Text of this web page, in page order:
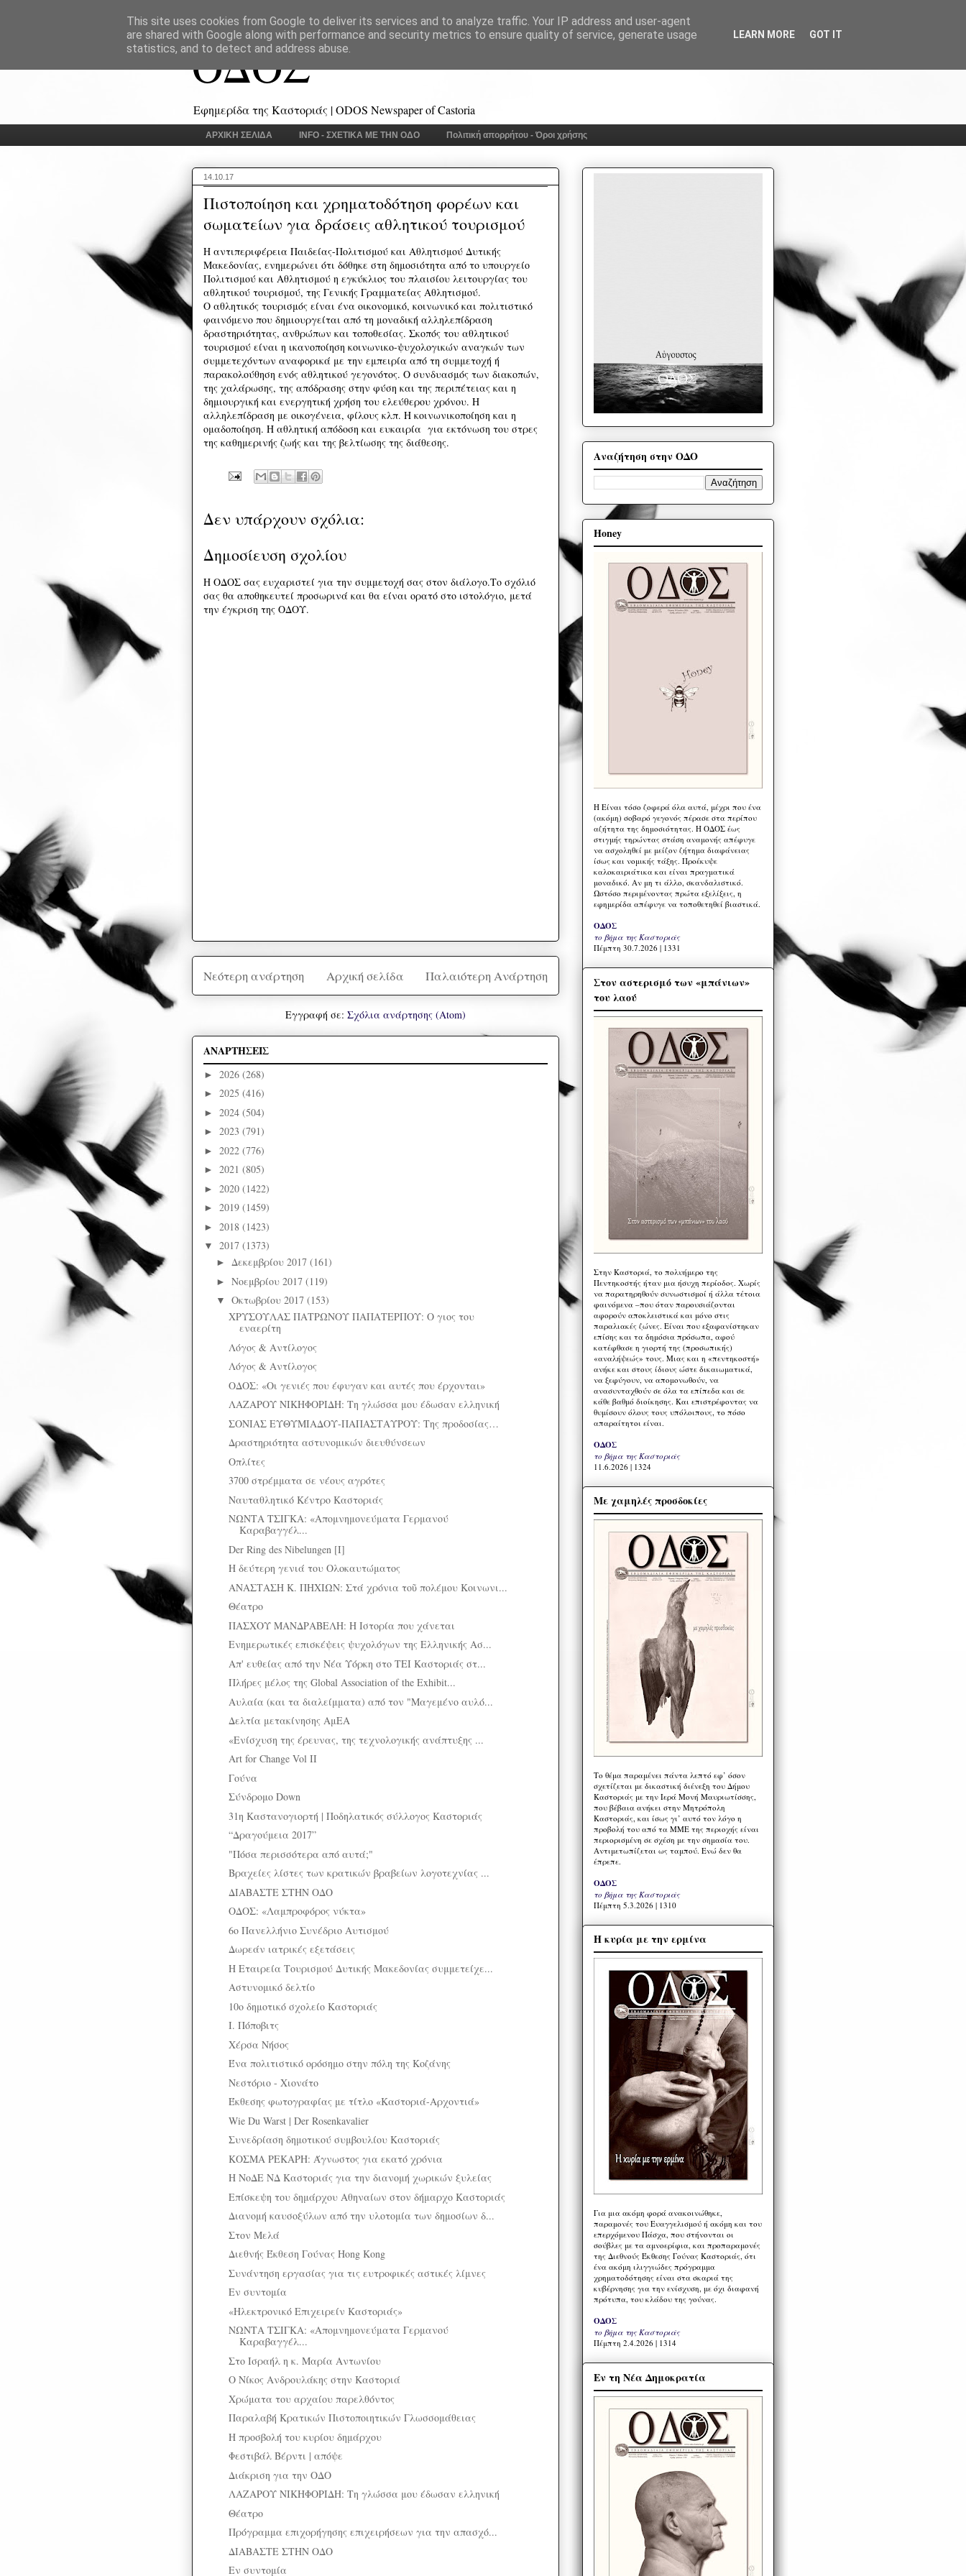
ΟΔΟΣ
Εφημερίδα της Καστοριάς | ODOS Newspaper of Castoria
ΑΡΧΙΚΗ ΣΕΛΙΔΑ INFO - ΣΧΕΤΙΚΑ ΜΕ ΤΗΝ ΟΔΟ Πολιτική απορρήτου - Όροι χρήσης
14.10.17
Πιστοποίηση και χρηματοδότηση φορέων και
σωματείων για δράσεις αθλητικού τουρισμού
Η αντιπεριφέρεια Παιδείας-Πολιτισμού και Αθλητισμού Δυτικής
Μακεδονίας, ενημερώνει ότι δόθηκε στη δημοσιότητα από το υπουργείο
Πολιτισμού και Αθλητισμού η εγκύκλιος του πλαισίου λειτουργίας του
αθλητικού τουρισμού, της Γενικής Γραμματείας Αθλητισμού.
Ο αθλητικός τουρισμός είναι ένα οικονομικό, κοινωνικό και πολιτιστικό
φαινόμενο που δημιουργείται από τη μοναδική αλληλεπίδραση
δραστηριότητας, ανθρώπων και τοποθεσίας. Σκοπός του αθλητικού
τουρισμού είναι η ικανοποίηση κοινωνικο-ψυχολογικών αναγκών των
συμμετεχόντων αναφορικά με την εμπειρία από τη συμμετοχή ή
παρακολούθηση ενός αθλητικού γεγονότος. Ο συνδυασμός των διακοπών,
της χαλάρωσης, της απόδρασης στην φύση και της περιπέτειας και η
δημιουργική και ενεργητική χρήση του ελεύθερου χρόνου. Η
αλληλεπίδραση με οικογένεια, φίλους κλπ. Η κοινωνικοποίηση και η
ομαδοποίηση. Η αθλητική απόδοση και ευκαιρία για εκτόνωση του στρες
της καθημερινής ζωής και της βελτίωσης της διάθεσης.
Δεν υπάρχουν σχόλια:
Δημοσίευση σχολίου
Η ΟΔΟΣ σας ευχαριστεί για την συμμετοχή σας στον διάλογο.Το σχόλιό
σας θα αποθηκευτεί προσωρινά και θα είναι ορατό στο ιστολόγιο, μετά
την έγκριση της ΟΔΟΥ.
Νεότερη ανάρτηση Παλαιότερη Ανάρτηση
Αρχική σελίδα
Εγγραφή σε: Σχόλια ανάρτησης (Atom)
ΑΝΑΡΤΗΣΕΙΣ
► 2026 (268)
► 2025 (416)
► 2024 (504)
► 2023 (791)
► 2022 (776)
► 2021 (805)
► 2020 (1422)
► 2019 (1459)
► 2018 (1423)
▼ 2017 (1373)
► Δεκεμβρίου 2017 (161)
► Νοεμβρίου 2017 (119)
▼ Οκτωβρίου 2017 (153)
ΧΡΥΣΟΥΛΑΣ ΠΑΤΡΩΝΟΥ ΠΑΠΑΤΕΡΠΟΥ: Ο γιος του
εναερίτη
Λόγος & Αντίλογος
Λόγος & Αντίλογος
ΟΔΟΣ: «Οι γενιές που έφυγαν και αυτές που έρχονται»
ΛΑΖΑΡΟΥ ΝΙΚΗΦΟΡΙΔΗ: Τη γλώσσα μου έδωσαν ελληνική
ΣΟΝΙΑΣ ΕΥΘΥΜΙΑΔΟΥ-ΠΑΠΑΣΤΑΥΡΟΥ: Της προδοσίας…
Δραστηριότητα αστυνομικών διευθύνσεων
Οπλίτες
3700 στρέμματα σε νέους αγρότες
Ναυταθλητικό Κέντρο Καστοριάς
ΝΩΝΤΑ ΤΣΙΓΚΑ: «Απομνημονεύματα Γερμανού
Καραβαγγέλ...
Der Ring des Nibelungen [I]
Η δεύτερη γενιά του Ολοκαυτώματος
ΑΝΑΣΤΑΣΗ Κ. ΠΗΧΙΩΝ: Στά χρόνια τοῦ πολέμου Κοινωνι...
Θέατρο
ΠΑΣΧΟΥ ΜΑΝΔΡΑΒΕΛΗ: Η Ιστορία που χάνεται
Ενημερωτικές επισκέψεις ψυχολόγων της Ελληνικής Ασ...
Απ' ευθείας από την Νέα Υόρκη στο ΤΕΙ Καστοριάς στ...
Πλήρες μέλος της Global Association of the Exhibit...
Αυλαία (και τα διαλείμματα) από τον "Μαγεμένο αυλό...
Δελτία μετακίνησης ΑμEΑ
«Ενίσχυση της έρευνας, της τεχνολογικής ανάπτυξης ...
Art for Change Vol II
Γούνα
Σύνδρομο Down
31η Καστανογιορτή | Ποδηλατικός σύλλογος Καστοριάς
“Δραγούμεια 2017”
"Πόσα περισσότερα από αυτά;"
Βραχείες λίστες των κρατικών βραβείων λογοτεχνίας ...
ΔΙΑΒΑΣΤΕ ΣΤΗΝ ΟΔΟ
ΟΔΟΣ: «Λαμπροφόρος νύκτα»
6ο Πανελλήνιο Συνέδριο Αυτισμού
Δωρεάν ιατρικές εξετάσεις
Η Εταιρεία Τουρισμού Δυτικής Μακεδονίας συμμετείχε...
Αστυνομικό δελτίο
10ο δημοτικό σχολείο Καστοριάς
Ι. Πόποβιτς
Χέρσα Νήσος
Ένα πολιτιστικό ορόσημο στην πόλη της Κοζάνης
Νεστόριο - Χιονάτο
Έκθεσης φωτογραφίας με τίτλο «Καστοριά-Αρχοντιά»
Wie Du Warst | Der Rosenkavalier
Συνεδρίαση δημοτικού συμβουλίου Καστοριάς
ΚΟΣΜΑ ΡΕΚΑΡΗ: Άγνωστος για εκατό χρόνια
Η ΝοΔΕ ΝΔ Καστοριάς για την διανομή χωρικών ξυλείας
Επίσκεψη του δημάρχου Αθηναίων στον δήμαρχο Καστοριάς
Διανομή καυσοξύλων από την υλοτομία των δημοσίων δ...
Στον Μελά
Διεθνής Έκθεση Γούνας Hong Kong
Συνάντηση εργασίας για τις ευτροφικές αστικές λίμνες
Εν συντομία
«Ηλεκτρονικό Επιχειρείν Καστοριάς»
ΝΩΝΤΑ ΤΣΙΓΚΑ: «Απομνημονεύματα Γερμανού
Καραβαγγέλ...
Στο Ισραήλ η κ. Μαρία Αντωνίου
Ο Νίκος Ανδρουλάκης στην Καστοριά
Χρώματα του αρχαίου παρελθόντος
Παραλαβή Κρατικών Πιστοποιητικών Γλωσσομάθειας
Η προσβολή του κυρίου δημάρχου
Φεστιβάλ Βέρντι | απόψε
Διάκριση για την ΟΔΟ
ΛΑΖΑΡΟΥ ΝΙΚΗΦΟΡΙΔΗ: Τη γλώσσα μου έδωσαν ελληνική
Θέατρο
Πρόγραμμα επιχορήγησης επιχειρήσεων για την απασχό...
ΔΙΑΒΑΣΤΕ ΣΤΗΝ ΟΔΟ
Εν συντομία
Αναζήτηση στην ΟΔΟ
Honey
Η Eίναι τόσο ζοφερά όλα αυτά, μέχρι που ένα
(ακόμη) σοβαρό γεγονός πέρασε στα περίπου
αζήτητα της δημοσιότητας. Η ΟΔΟΣ έως
στιγμής τηρώντας στάση αναμονής απέφυγε
να ασχοληθεί με μείζον ζήτημα διαφάνειας
ίσως και νομικής τάξης. Προέκυψε
καλοκαιριάτικα και είναι πραγματικά
μοναδικό. Αν μη τι άλλο, σκανδαλιστικό.
Ωστόσο περιμένοντας πρώτα εξελίξεις, η
εφημερίδα απέφυγε να τοποθετηθεί βιαστικά.
ΟΔΟΣ
το βήμα της Καστοριάς
Πέμπτη 30.7.2026 | 1331
Στον αστερισμό των «μπάνιων»
του λαού
Στην Καστοριά, το πολυήμερο της
Πεντηκοστής ήταν μια ήσυχη περίοδος. Χωρίς
να παρατηρηθούν συνωστισμοί ή άλλα τέτοια
φαινόμενα –που όταν παρουσιάζονται
αφορούν αποκλειστικά και μόνο στις
παραλιακές ζώνες. Είναι που εξαφανίστηκαν
επίσης και τα δημόσια πρόσωπα, αφού
κατέφθασε η γιορτή της (προσωπικής)
«αναλήψεώς» τους. Μιας και η «πεντηκοστή»
ανήκε και στους ίδιους ώστε δικαιωματικά,
να ξεφύγουν, να απομονωθούν, να
ανασυνταχθούν σε όλα τα επίπεδα και σε
κάθε βαθμό διοίκησης. Και επιστρέφοντας να
θυμίσουν όλους τους υπόλοιπους, το πόσο
απαραίτητοι είναι.
ΟΔΟΣ
το βήμα της Καστοριάς
11.6.2026 | 1324
Με χαμηλές προσδοκίες
Το θέμα παραμένει πάντα λεπτό εφ’ όσον
σχετίζεται με δικαστική διένεξη του Δήμου
Καστοριάς με την Ιερά Μονή Μαυριωτίσσης,
που βέβαια ανήκει στην Μητρόπολη
Καστοριάς, και ίσως γι’ αυτό τον λόγο η
προβολή του από τα ΜΜΕ της περιοχής είναι
περιορισμένη σε σχέση με την σημασία του.
Αντιμετωπίζεται ως ταμπού. Ενώ δεν θα
έπρεπε.
ΟΔΟΣ
το βήμα της Καστοριάς
Πέμπτη 5.3.2026 | 1310
Η κυρία με την ερμίνα
Για μια ακόμη φορά ανακοινώθηκε,
παραμονές του Ευαγγελισμού ή ακόμη και του
επερχόμενου Πάσχα, που στήνονται οι
σούβλες με τα αμνοερίφια, και προπαραμονές
της Διεθνούς Έκθεσης Γούνας Καστοριάς, ότι
ένα ακόμη ιλιγγιώδες πρόγραμμα
χρηματοδότησης είναι στα σκαριά της
κυβέρνησης για την ενίσχυση, με όχι διαφανή
πρότυπα, του κλάδου της γούνας.
ΟΔΟΣ
το βήμα της Καστοριάς
Πέμπτη 2.4.2026 | 1314
Εν τη Νέα Δημοκρατία
This site uses cookies from Google to deliver its services and to analyze traffic. Your IP address and user-agent
are shared with Google along with performance and security metrics to ensure quality of service, generate usage
statistics, and to detect and address abuse.
LEARN MORE GOT IT